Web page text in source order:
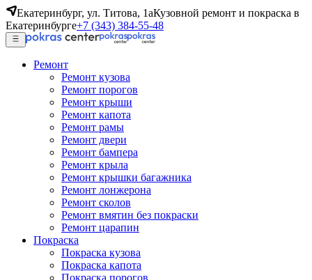
Екатеринбург, ул. Титова, 1аКузовной ремонт и покраска в
Екатеринбурге+7 (343) 384-55-48
Ремонт
Ремонт кузова
Ремонт порогов
Ремонт крыши
Ремонт капота
Ремонт рамы
Ремонт двери
Ремонт бампера
Ремонт крыла
Ремонт крышки багажника
Ремонт лонжерона
Ремонт сколов
Ремонт вмятин без покраски
Ремонт царапин
Покраска
Покраска кузова
Покраска капота